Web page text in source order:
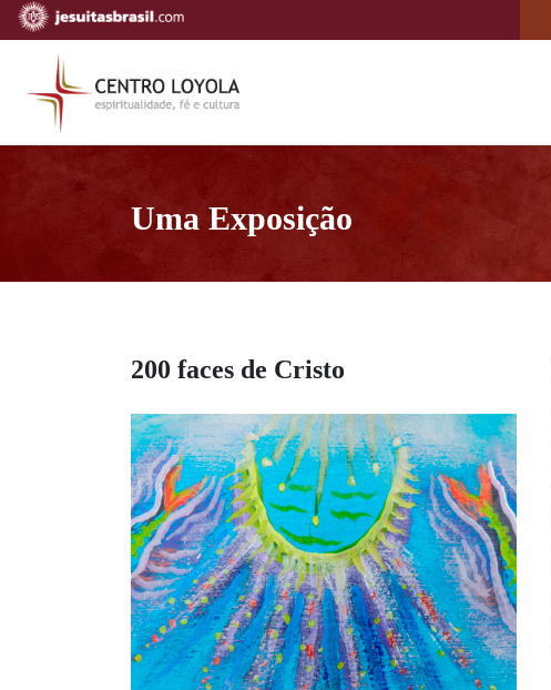
Uma Exposição
200 faces de Cristo